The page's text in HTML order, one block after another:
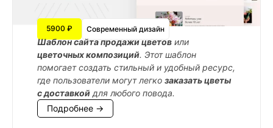
5900 ₽ Современный дизайн
Шаблон сайта продажи цветов или
цветочных композиций. Этот шаблон
помогает создать стильный и удобный ресурс,
где пользователи могут легко заказать цветы
с доставкой для любого повода.
Подробнее →